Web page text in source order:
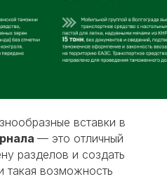
вставки в
— это отличный
разделов и создать
возможность